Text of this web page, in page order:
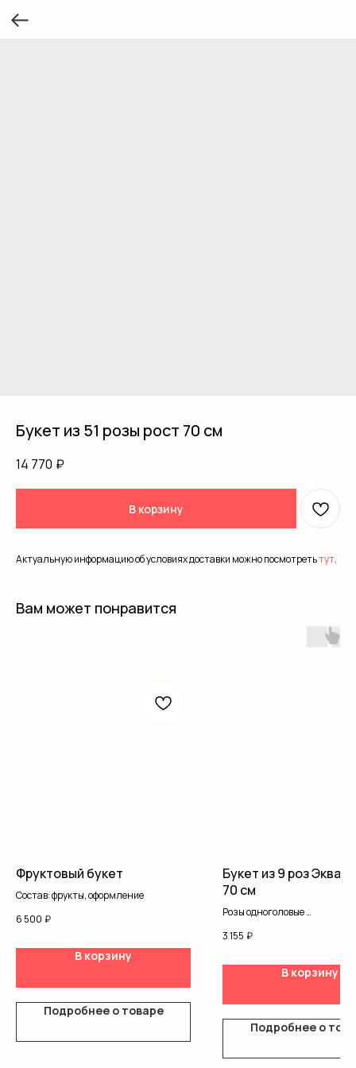
Букет из 51 розы рост 70 см
14 770 ₽
В корзину
Актуальную информацию об условиях доставки можно посмотретьтут.
Вам может понравится
Фруктовый букет
Состав: фрукты, оформление
6 500 ₽
В корзину
Подробнее о товаре
Букет из 9 роз
70 см
Розы одноголовые
3 155 ₽
В корзину
Подробнее о